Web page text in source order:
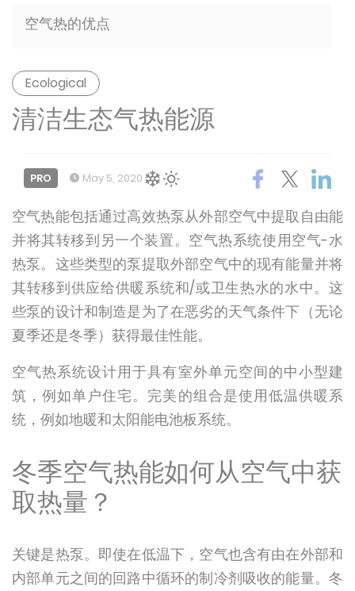
空气热的优点
Ecological
清洁生态气热能源
PRO May 5, 2020
空气热能包括通过高效热泵从外部空气中提取自由能
并将其转移到另一个装置。空气热系统使用空气-水
热泵。这些类型的泵提取外部空气中的现有能量并将
其转移到供应给供暖系统和/或卫生热水的水中。这
些泵的设计和制造是为了在恶劣的天气条件下（无论
夏季还是冬季）获得最佳性能。
空气热系统设计用于具有室外单元空间的中小型建
筑，例如单户住宅。完美的组合是使用低温供暖系
统，例如地暖和太阳能电池板系统。
冬季空气热能如何从空气中获
取热量？
关键是热泵。即使在低温下，空气也含有由在外部和
内部单元之间的回路中循环的制冷剂吸收的能量。冬